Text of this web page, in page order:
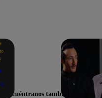
Encuéntranos también en